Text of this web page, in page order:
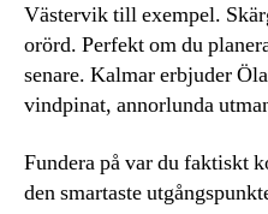
Västervik till exempel.
orörd. Perfekt om du
senare. Kalmar erbjuder
vindpinat, annorlunda
Fundera på var du faktiskt
den smartaste